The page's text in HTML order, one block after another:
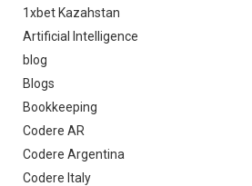
1xbet Kazahstan
Artificial Intelligence
blog
Blogs
Bookkeeping
Codere AR
Codere Argentina
Codere Italy